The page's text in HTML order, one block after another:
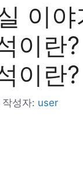
이
이란
이란?
작성자: user